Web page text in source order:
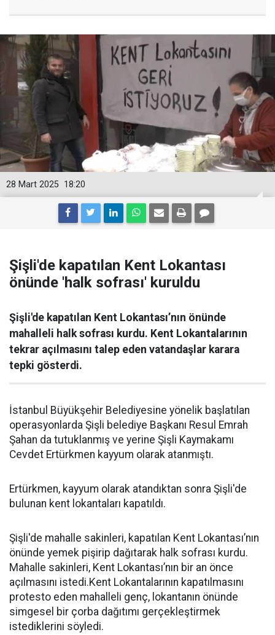
18:20
28 Mart 2025
Şişli'de kapatılan Kent Lokantası
önünde 'halk sofrası' kuruldu
Şişli'de kapatılan Kent Lokantası’nın önünde
mahalleli halk sofrası kurdu. Kent Lokantalarının
tekrar açılmasını talep eden vatandaşlar karara
tepki gösterdi.
İstanbul Büyükşehir Belediyesine yönelik başlatılan
operasyonlarda Şişli belediye Başkanı Resul Emrah
Şahan da tutuklanmış ve yerine Şişli Kaymakamı
Cevdet Ertürkmen kayyum olarak atanmıştı.
Ertürkmen, kayyum olarak atandıktan sonra Şişli'de
bulunan kent lokantaları kapatıldı.
Şişli'de mahalle sakinleri, kapatılan Kent Lokantası’nın
önünde yemek pişirip dağıtarak halk sofrası kurdu.
Mahalle sakinleri, Kent Lokantası’nın bir an önce
açılmasını istedi.Kent Lokantalarının kapatılmasını
protesto eden mahalleli genç, lokantanın önünde
simgesel bir çorba dağıtımı gerçekleştirmek
istediklerini söyledi.